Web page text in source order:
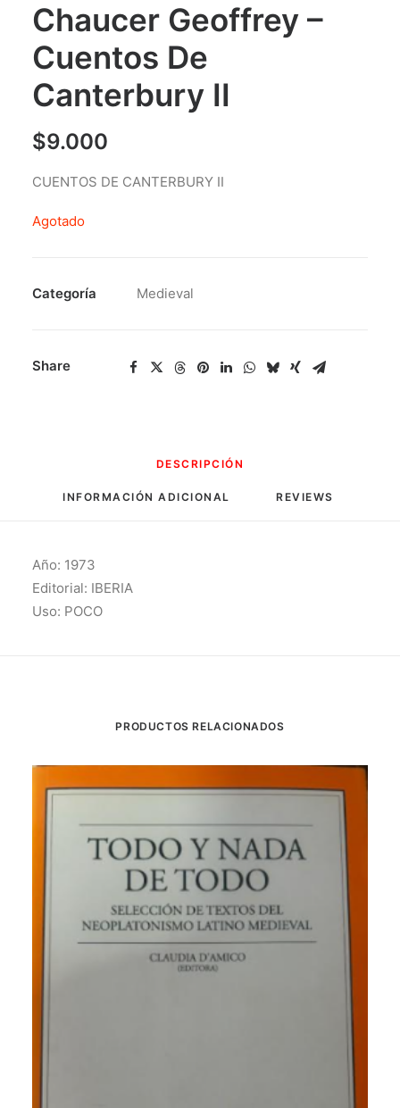
Chaucer Geoffrey –
Cuentos De
Canterbury II
$9.000
CUENTOS DE CANTERBURY II
Agotado
Categoría Medieval
Share
DESCRIPCIÓN
INFORMACIÓN ADICIONAL REVIEWS
Año: 1973
Editorial: IBERIA
Uso: POCO
PRODUCTOS RELACIONADOS